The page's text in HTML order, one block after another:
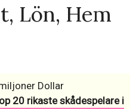
Lön, Hem
Dollar
20 rikaste skådespelare i